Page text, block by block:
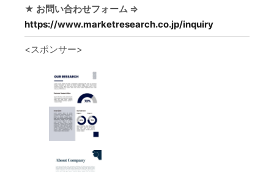
★ お問い合わせフォーム ⇒
https://www.marketresearch.co.jp/inquiry
<スポンサー>